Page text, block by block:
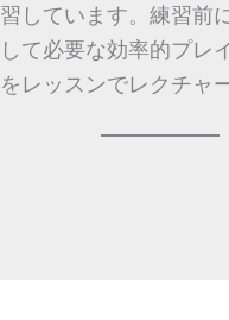
習しています。練習前
して必要な効率的プレ
をレッスンでレクチャ